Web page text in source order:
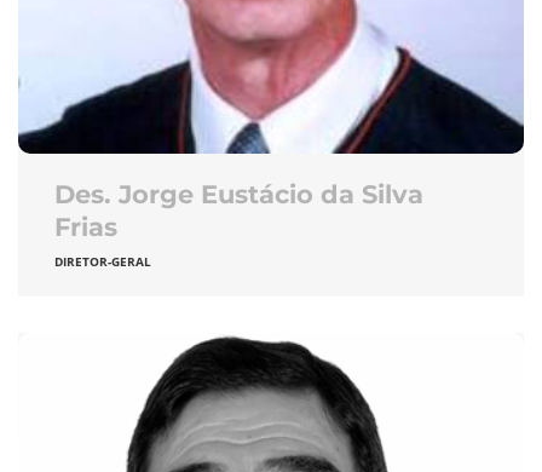
Des. Jorge Eustácio da Silva
Frias
DIRETOR-GERAL